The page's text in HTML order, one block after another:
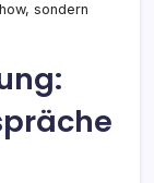
sondern